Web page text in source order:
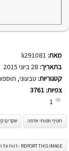
מאת: li291081
בתאריך:
קטגוריות: טבעוני,
צפיות: 3761
1
חטיף תפוחי אדמה שקדים
REPORT THIS IMAGE - דווח על תמונה זו